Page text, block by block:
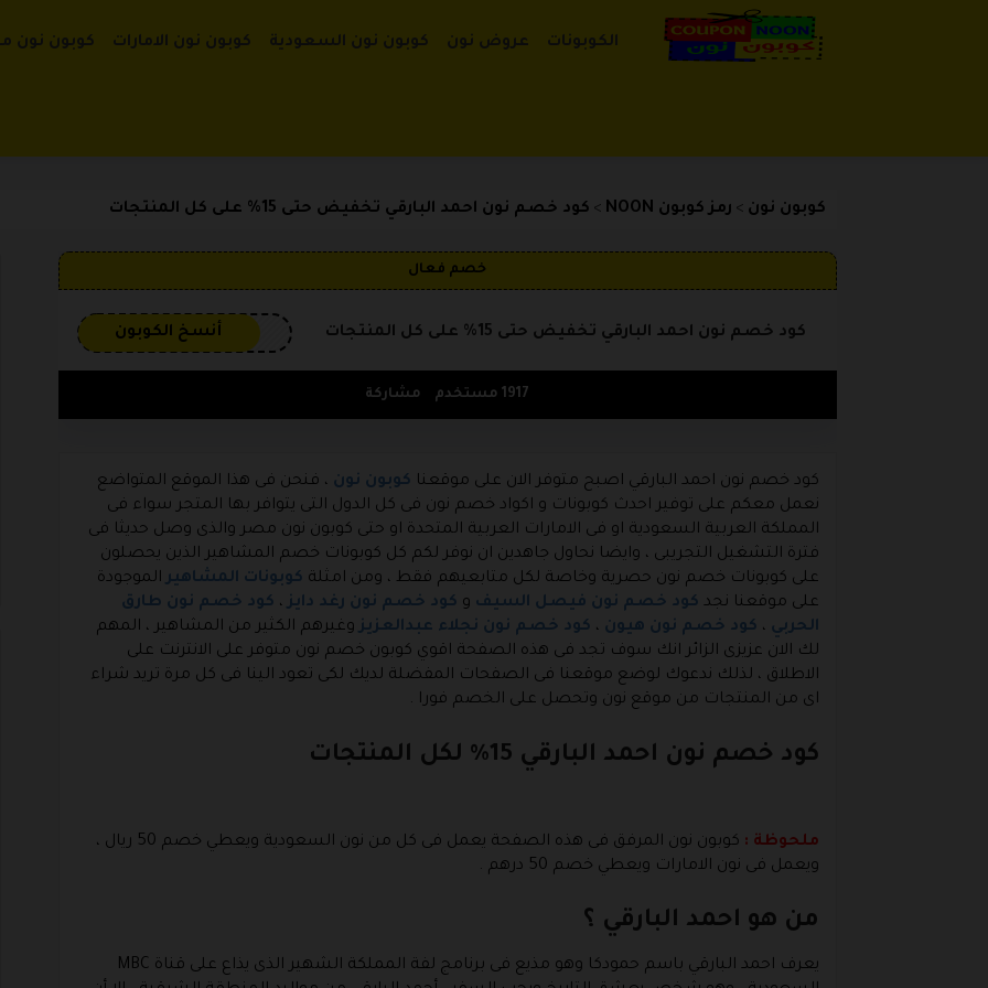
الكوبونات عروض نون كوبون نون السعودية كوبون نون الامارات كوبون نون
كوبون نون > رمز كوبون NOON > كود خصم نون احمد البارقي تخفيض حتى 15% على كل المنتجات
خصم فعال
كود خصم نون احمد البارقي تخفيض حتى 15% على كل المنتجات 3GP أنسخ الكوبون
1917 مستخدم مشاركة
كود خصم نون احمد البارقي اصبح متوفر الان على موقعنا كوبون نون ، فنحن فى هذا الموقع المتواضع
نعمل معكم على توفير احدث كوبونات و اكواد خصم نون فى كل الدول التى يتوافر بها المتجر سواء فى
المملكة العربية السعودية او فى الامارات العربية المتحدة او حتى كوبون نون مصر والذى وصل حديثا فى
فترة التشغيل التجريبى ، وايضا نحاول جاهدين ان نوفر لكم كل كوبونات خصم المشاهير الذين يحصلون
على كوبونات خصم نون حصرية وخاصة لكل متابعيهم فقط ، ومن امثلة كوبونات المشاهيرالموجودة
على موقعنا نجد كود خصم نون فيصل السيف و كود خصم نون رغد دايز، كود خصم نون طارق
الحربي ، كود خصم نون هيون ، كود خصم نون نجلاء عبدالعزيزوغيرهم الكثير من المشاهير ، المهم
لك الان عزيزى الزائر انك سوف تجد فى هذه الصفحة اقوي كوبون خصم نون متوفر على الانترنت على
الاطلاق ، لذلك ندعوك لوضع موقعنا فى الصفحات المفضلة لديك لكى تعود الينا فى كل مرة تريد شراء
اى من المنتجات من موقع نون وتحصل على الخصم فورا .
كود خصم نون احمد البارقي 15% لكل المنتجات
ملحوظة :
كوبون نون المرفق فى هذه الصفحة يعمل فى كل من نون السعودية ويعطي خصم 50 ريال ،
ويعمل فى نون الامارات ويعطي خصم 50 درهم .
من هو احمد البارقي ؟
يعرف احمد البارقي باسم حمودكا وهو مذيع فى برنامج لفة المملكة الشهير الذى يذاع على قناة MBC